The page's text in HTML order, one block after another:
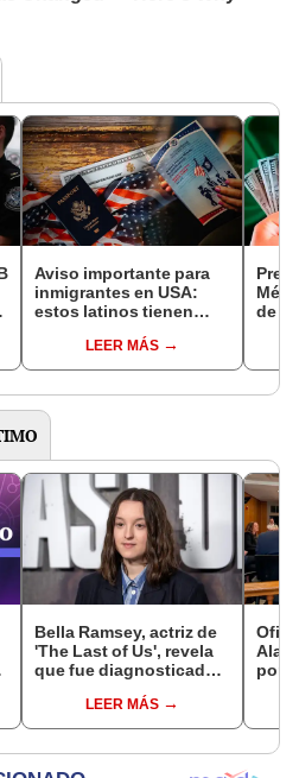
Aviso importante para
inmigrantes en USA:
estos latinos tienen
de obtener la
ciudadanía americana
LEER MÁS
de
Bella Ramsey, actriz de
'The Last of Us', revela
que fue diagnosticada
filmabaLEER MÁS
por